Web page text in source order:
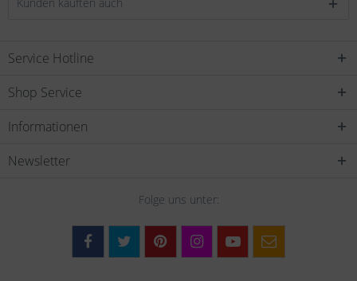
Service Hotline
Shop Service
Informationen
Newsletter
Folge uns unter: